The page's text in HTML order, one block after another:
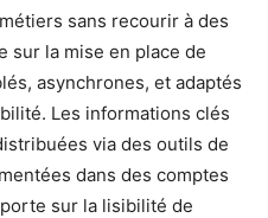
sans recourir à des
sur la mise en place de
asynchrones, et adaptés
Les informations clés
via des outils de
dans des comptes
sur la lisibilité de